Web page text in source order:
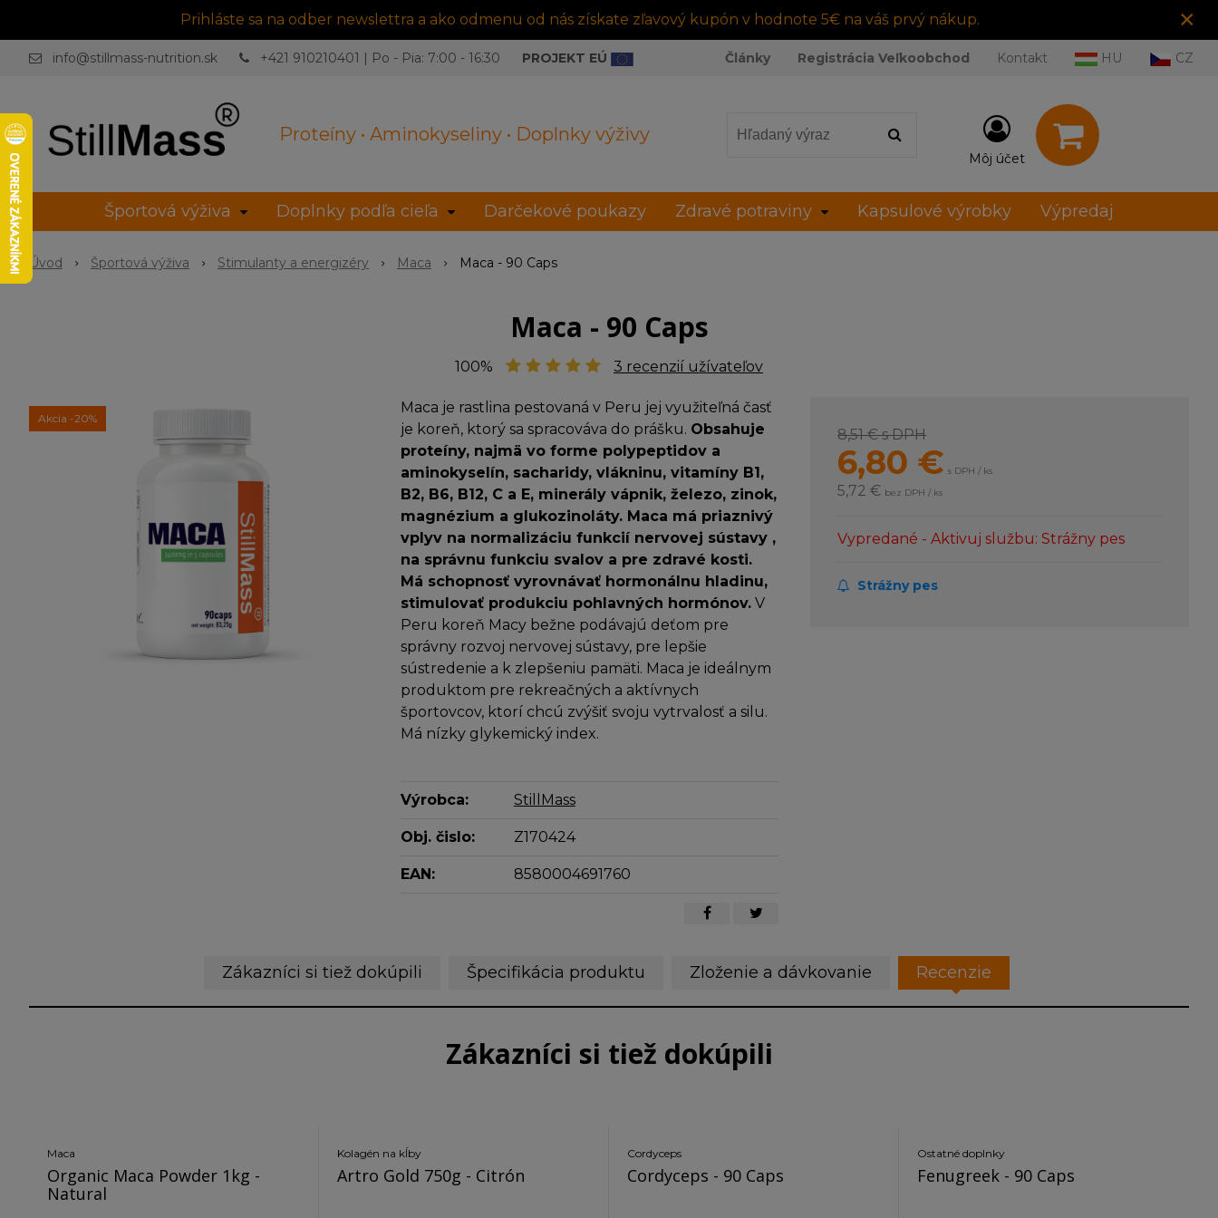
Prihláste sa na odber newslettra a ako odmenu od nás získate zľavový kupón v hodnote 5€ na váš prvý nákup. ×
Proteíny • Aminokyseliny • Doplnky výživy
info@stillmass-nutrition.sk +421 910210401 | Po - Pia: 7:00 - 16:30 PROJEKT EÚ Články Registrácia Veľkoobchod Kontakt HU CZ
Môj účet
Športová výživa Doplnky podľa cieľa Darčekové poukazy Zdravé potraviny Kapsulové výrobky Výpredaj
Úvod Športová výživa Stimulanty a energizéry Maca Maca - 90 Caps
Maca - 90 Caps
100% 3 recenzií užívateľov
Akcia -20%
8,51 €s DPH
6,80 € s DPH / ks
5,72 € bez DPH / ks
Vypredané - Aktivuj službu: Strážny pes
Strážny pes
Maca je rastlina pestovaná v Peru jej využiteľná časť
je koreň, ktorý sa spracováva do prášku. Obsahuje
proteíny, najmä vo forme polypeptidov a
aminokyselín, sacharidy, vlákninu, vitamíny B1,
B2, B6, B12, C a E, minerály vápnik, železo, zinok,
magnézium a glukozinoláty. Maca má priaznivý
vplyv na normalizáciu funkcií nervovej sústavy ,
na správnu funkciu svalov a pre zdravé kosti.
Má schopnosť vyrovnávať hormonálnu hladinu,
stimulovať produkciu pohlavných hormónov.V
Peru koreň Macy bežne podávajú deťom pre
správny rozvoj nervovej sústavy, pre lepšie
sústredenie a k zlepšeniu pamäti. Maca je ideálnym
produktom pre rekreačných a aktívnych
športovcov, ktorí chcú zvýšiť svoju vytrvalosť a silu.
Má nízky glykemický index.
Výrobca: StillMass
Obj. čislo: Z170424
EAN: 8580004691760
Zákazníci si tiež dokúpili Špecifikácia produktu Zloženie a dávkovanie Recenzie
Zákazníci si tiež dokúpili
Maca
Organic Maca Powder 1kg -
Natural
Kolagén na kĺby
Artro Gold 750g - Citrón
Cordyceps
Cordyceps - 90 Caps
Ostatné doplnky
Fenugreek - 90 Caps